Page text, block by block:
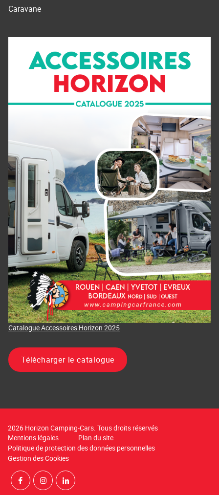
Caravane
Catalogue Accessoires Horizon 2025
Télécharger le catalogue
2026 Horizon Camping-Cars. Tous droits réservés
Mentions légales
Plan du site
Politique de protection des données personnelles
Gestion des Cookies